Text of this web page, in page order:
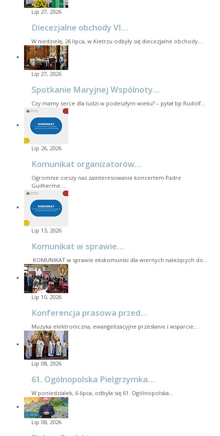
Lip 27, 2026
Diecezjalne obchody VI…
W niedzielę, 26 lipca, w Kietrzu odbyły się diecezjalne obchody…
Lip 27, 2026
Spotkanie Maryjnej Wspólnoty…
Czy mamy serce dla ludzi w podeszłym wieku? – pytał bp Rudolf…
Lip 26, 2026
Komunikat organizatorów…
Ogromnie cieszy nas zainteresowanie koncertem Padre
Guilherme.…
Lip 13, 2026
Komunikat w sprawie…
KOMUNIKAT w sprawie ekskomuniki dla wiernych należących do…
Lip 10, 2026
Konferencja prasowa przed…
Muzyka elektroniczna, ewangelizacyjne przesłanie i wsparcie…
Lip 08, 2026
61. Ogólnopolska Pielgrzymka…
W poniedziałek, 6 lipca, odbyła się 61. Ogólnopolska…
Lip 08, 2026